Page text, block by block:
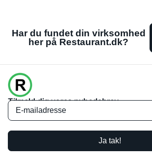
Har du fundet din virksomhed
her på Restaurant.dk?
Tilmeld dig vores nyhedsbrev
Ja tak!